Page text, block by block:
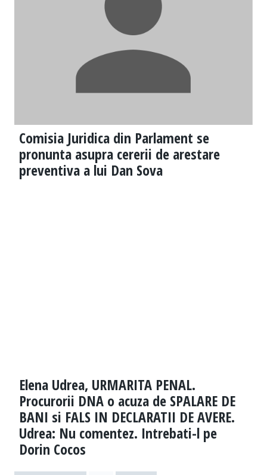
Comisia Juridica din Parlament se
pronunta asupra cererii de arestare
preventiva a lui Dan Sova
Elena Udrea, URMARITA PENAL.
Procurorii DNA o acuza de SPALARE DE
BANI si FALS IN DECLARATII DE AVERE.
Udrea: Nu comentez. Intrebati-l pe
Dorin Cocos